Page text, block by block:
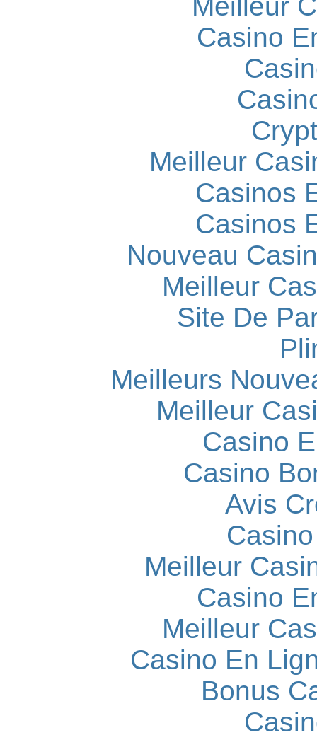
Casino
Meilleur
Casinos
Casinos
Nouveau
Meilleur
Site De
Meilleurs
Meilleur
Casino
Casino
Avis
Meilleur
Casino
Meilleur
Casino En
Bonus